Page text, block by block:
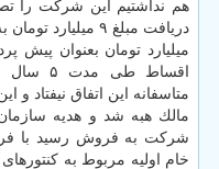
هم نداشتیم این شركت را
اقساط
متاسفانه این اتفاق
مالك هبه شد و هدیه
خام اولیه مربوط به